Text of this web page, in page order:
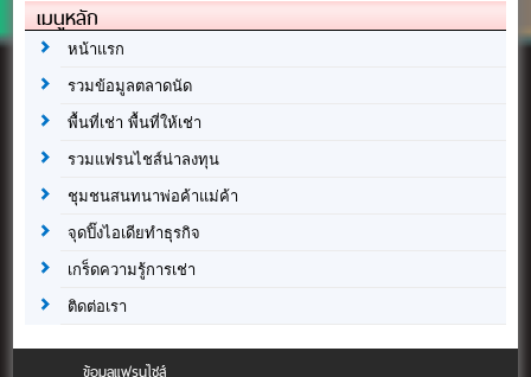
เมนูหลัก
หน้าแรก
รวมข้อมูลตลาดนัด
พื้นที่เช่า พื้นที่ให้เช่า
รวมแฟรนไชส์น่าลงทุน
ชุมชนสนทนาพ่อค้าแม่ค้า
จุดปิ๊งไอเดียทำธุรกิจ
เกร็ดความรู้การเช่า
ติดต่อเรา